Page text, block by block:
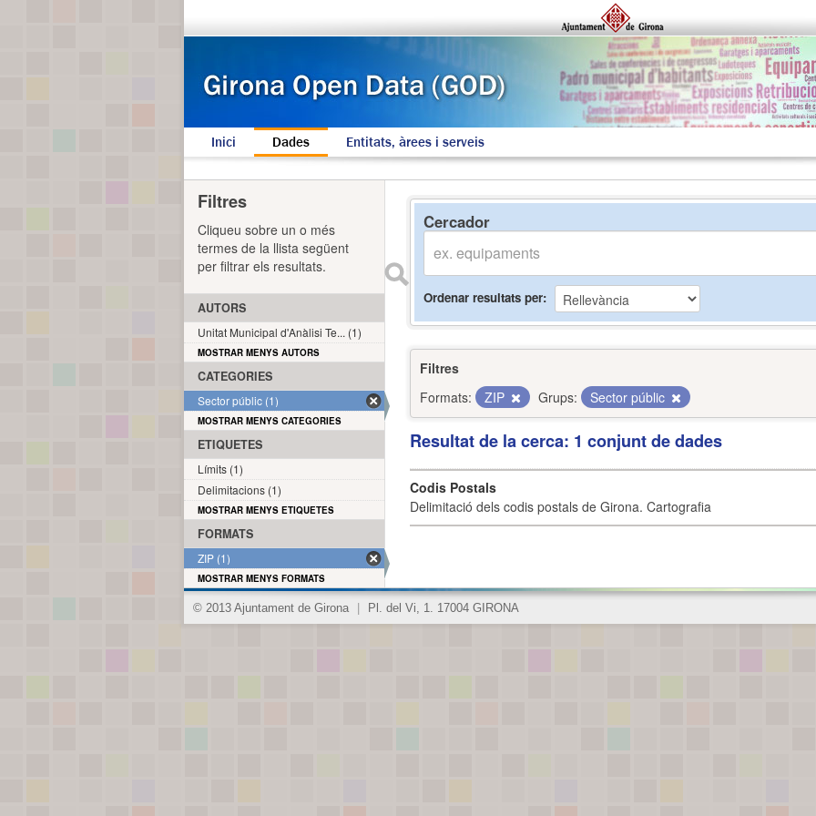
Inici Dades Entitats, àrees i serveis
Cercador
Ordenar resultats per
Filtres
Formats:
ZIP Grups: Sector públic
Resultat de la cerca: 1 conjunt de dades
Codis Postals
Delimitació dels codis postals de Girona. Cartografia
Filtres
Cliqueu sobre un o més
termes de la llista següent
per filtrar els resultats.
AUTORS
Unitat Municipal d'Anàlisi Te... (1)
MOSTRAR MENYS AUTORS
CATEGORIES
Sector públic (1)
MOSTRAR MENYS CATEGORIES
ETIQUETES
Límits (1)
Delimitacions (1)
MOSTRAR MENYS ETIQUETES
FORMATS
ZIP (1)
MOSTRAR MENYS FORMATS
© 2013 Ajuntament de Girona Pl. del Vi, 1. 17004 GIRONA